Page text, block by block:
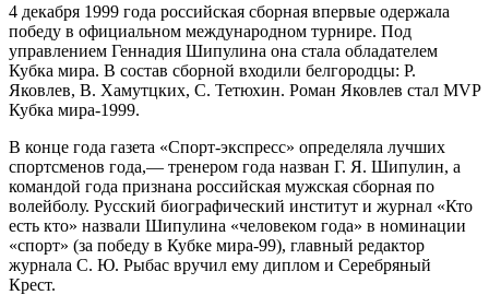
4 декабря 1999 года российская сборная впервые одержала
победу в официальном международном турнире. Под
управлением Геннадия Шипулина она стала обладателем
Кубка мира. В состав сборной входили белгородцы: Р.
Яковлев, В. Хамутцких, С. Тетюхин. Роман Яковлев стал MVP
Кубка мира-1999.
В конце года газета «Спорт-экспресс» определяла лучших
спортсменов года,— тренером года назван Г. Я. Шипулин, а
командой года признана российская мужская сборная по
волейболу. Русский биографический институт и журнал «Кто
есть кто» назвали Шипулина «человеком года» в номинации
«спорт» (за победу в Кубке мира-99), главный редактор
журнала С. Ю. Рыбас вручил ему диплом и Серебряный
Крест.